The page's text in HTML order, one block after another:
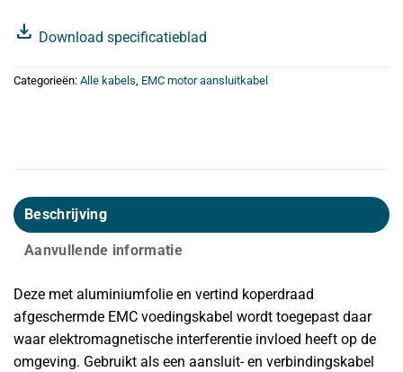
download Download specificatieblad
Categorieën: Alle kabels, EMC motor aansluitkabel
Beschrijving
Aanvullende informatie
Deze met aluminiumfolie en vertind koperdraad
afgeschermde EMC voedingskabel wordt toegepast daar
waar elektromagnetische interferentie invloed heeft op de
omgeving. Gebruikt als een aansluit- en verbindingskabel